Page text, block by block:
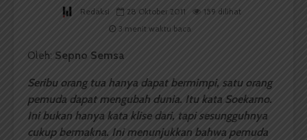
Redaksi 28 Oktober 2011
159 dilihat
3 menit waktu baca
Oleh: Sepno Semsa
Seribu orang tua hanya dapat bermimpi, satu orang
pemuda dapat mengubah dunia. Itu kata Soekarno.
Ini bukan hanya kata klise dari, tapi sesungguhnya
cukup bermakna. Ini menunjukkan bahwa pemuda